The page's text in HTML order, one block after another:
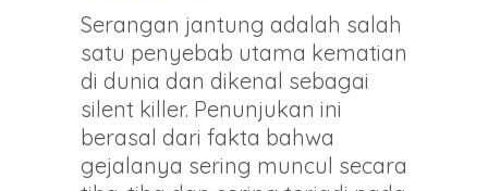
Serangan jantung adalah salah
satu penyebab utama kematian
di dunia dan dikenal sebagai
silent killer. Penunjukan ini
berasal dari fakta bahwa
gejalanya sering muncul secara